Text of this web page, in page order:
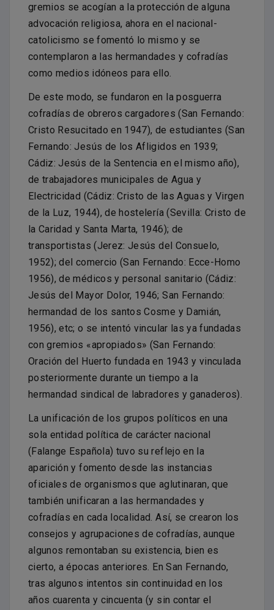
gremios se acogían a la protección de alguna
advocación religiosa, ahora en el nacional-
catolicismo se fomentó lo mismo y se
contemplaron a las hermandades y cofradías
como medios idóneos para ello.
De este modo, se fundaron en la posguerra
cofradías de obreros cargadores (San Fernando:
Cristo Resucitado en 1947), de estudiantes (San
Fernando: Jesús de los Afligidos en 1939;
Cádiz: Jesús de la Sentencia en el mismo año),
de trabajadores municipales de Agua y
Electricidad (Cádiz: Cristo de las Aguas y Virgen
de la Luz, 1944), de hostelería (Sevilla: Cristo de
la Caridad y Santa Marta, 1946); de
transportistas (Jerez: Jesús del Consuelo,
1952); del comercio (San Fernando: Ecce-Homo
1956), de médicos y personal sanitario (Cádiz:
Jesús del Mayor Dolor, 1946; San Fernando:
hermandad de los santos Cosme y Damián,
1956), etc; o se intentó vincular las ya fundadas
con gremios «apropiados» (San Fernando:
Oración del Huerto fundada en 1943 y vinculada
posteriormente durante un tiempo a la
hermandad sindical de labradores y ganaderos).
La unificación de los grupos políticos en una
sola entidad política de carácter nacional
(Falange Española) tuvo su reflejo en la
aparición y fomento desde las instancias
oficiales de organismos que aglutinaran, que
también unificaran a las hermandades y
cofradías en cada localidad. Así, se crearon los
consejos y agrupaciones de cofradías, aunque
algunos remontaban su existencia, bien es
cierto, a épocas anteriores. En San Fernando,
tras algunos intentos sin continuidad en los
años cuarenta y cincuenta (y sin contar el